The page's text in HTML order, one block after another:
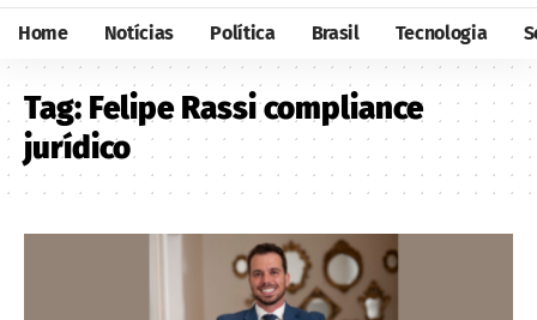
Home Notícias Política Brasil Tecnologia
Tag: Felipe Rassi compliance
jurídico